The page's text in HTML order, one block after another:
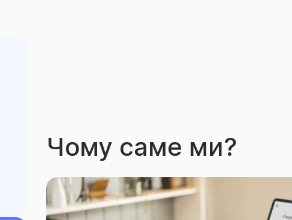
Чому саме ми?